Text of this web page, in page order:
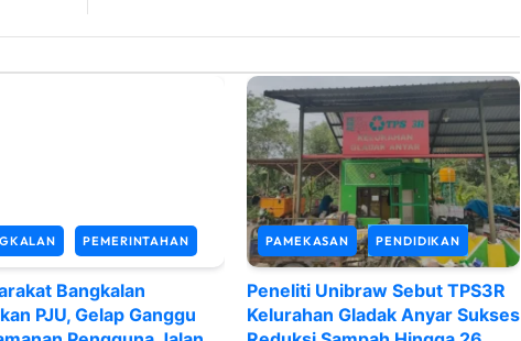
PEMERINTAHAN
Bangkalan
PJU, Gelap Ganggu
PAMEKASAN PENDIDIKAN
Peneliti Unibraw Sebut TPS3R
Kelurahan Gladak Anyar Sukses